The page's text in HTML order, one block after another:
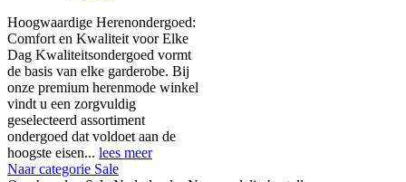
Hoogwaardige Herenondergoed:
Comfort en Kwaliteit voor Elke
Dag Kwaliteitsondergoed vormt
de basis van elke garderobe. Bij
onze premium herenmode winkel
vindt u een zorgvuldig
geselecteerd assortiment
ondergoed dat voldoet aan de
hoogste eisen... lees meer
Naar categorie Sale